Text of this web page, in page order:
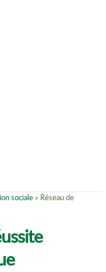
sociale » Réseau de